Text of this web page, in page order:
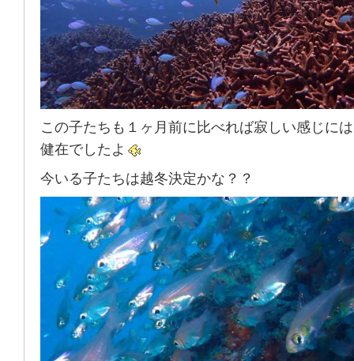
この子たちも１ヶ月前に比べれば寂しい感じに
健在でしたよ
今いる子たちは越冬決定かな？？